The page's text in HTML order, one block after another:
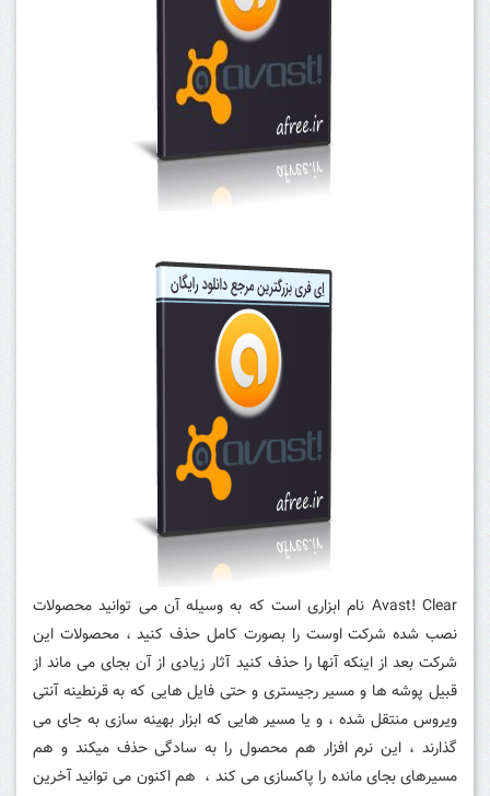
Avast! Clear نام ابزاری است که به وسیله آن می توانید محصولات
نصب شده شرکت اوست را بصورت کامل حذف کنید ، محصولات این
شرکت بعد از اینکه آنها را حذف کنید آثار زیادی از آن بجای می ماند از
قبیل پوشه ها و مسیر رجیستری و حتی فایل هایی که به قرنطینه آنتی
ویروس منتقل شده ، و یا مسیر هایی که ابزار بهینه سازی به جای می
گذارند ، این نرم افزار هم محصول را به سادگی حذف میکند و هم
مسیرهای بجای مانده را پاکسازی می کند ، هم اکنون می توانید آخرین